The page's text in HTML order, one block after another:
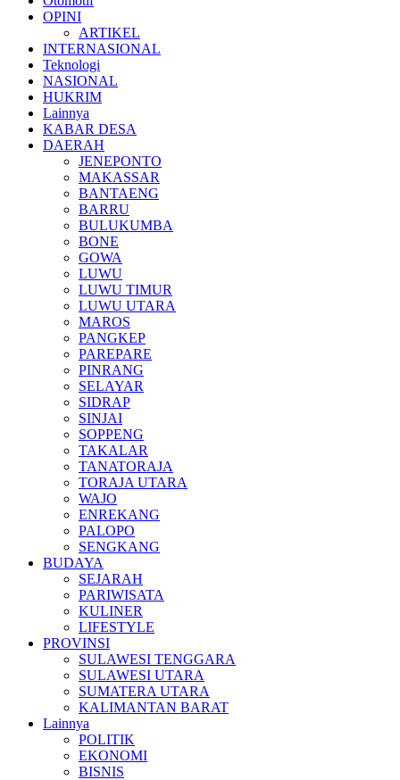
OPINI
ARTIKEL
INTERNASIONAL
Teknologi
NASIONAL
HUKRIM
Lainnya
KABAR DESA
DAERAH
JENEPONTO
MAKASSAR
BANTAENG
BARRU
BULUKUMBA
BONE
GOWA
LUWU
LUWU TIMUR
LUWU UTARA
MAROS
PANGKEP
PAREPARE
PINRANG
SELAYAR
SIDRAP
SINJAI
SOPPENG
TAKALAR
TANATORAJA
TORAJA UTARA
WAJO
ENREKANG
PALOPO
SENGKANG
BUDAYA
SEJARAH
PARIWISATA
KULINER
LIFESTYLE
PROVINSI
SULAWESI TENGGARA
SULAWESI UTARA
SUMATERA UTARA
KALIMANTAN BARAT
Lainnya
POLITIK
EKONOMI
BISNIS